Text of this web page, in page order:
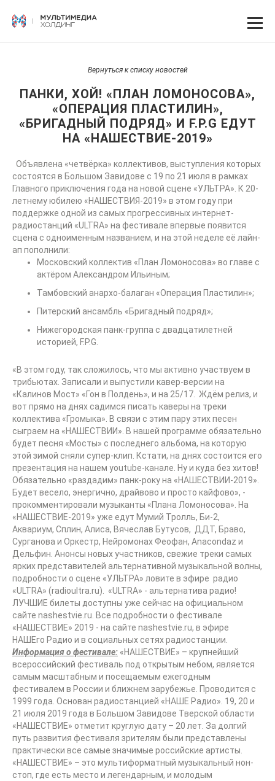
Вернуться к списку новостей
ПАНКИ, ХОЙ! «ПЛАН ЛОМОНОСОВА»,
«ОПЕРАЦИЯ ПЛАСТИЛИН»,
«БРИГАДНЫЙ ПОДРЯД» И F.P.G ЕДУТ
НА «НАШЕСТВИЕ-2019»
Объявлена «четвёрка» коллективов, выступления которых
состоятся в Большом Завидове с 19 по 21 июля в рамках
Главного приключения года на новой сцене «УЛЬТРА». К 20-
летнему юбилею «НАШЕСТВИЯ-2019» в этом году при
поддержке одной из самых прогрессивных интернет-
радиостанций «ULTRA» на фестивале впервые появится
сцена с одноименным названием, и на этой неделе её лайн-
ап пополнили:
Московский коллектив «План Ломоносова» во главе с
актёром Александром Ильиным;
Тамбовский анархо-балаган «Операция Пластилин»;
Питерский ансамбль «Бригадный подряд»;
Нижегородская панк-группа с двадцатилетней
историей, F.P.G.
«В этом году, так сложилось, что мы активно участвуем в
трибьютах. Записали и выпустили кавер-версии на
«Калинов Мост» «Гон в Полдень», и на 25/17. Ждём релиз, и
вот прямо на днях садимся писать каверы на треки
коллектива «Громыка». В связи с этим пару этих песен
сыграем на «НАШЕСТВИИ». В нашей программе обязательно
будет песня «Мосты» с последнего альбома, на которую
этой зимой сняли супер-клип. Кстати, на днях состоится его
презентация на нашем youtube-канале. Ну и куда без хитов!
Обязательно «раздадим» панк-року на «НАШЕСТВИИ-2019».
Будет весело, энергично, драйвово и просто кайфово», -
прокомментировали музыканты «Плана Ломоносова». На
«НАШЕСТВИЕ-2019» уже едут Мумий Тролль, Би-2,
Аквариум, Сплин, Алиса, Вячеслав Бутусов, ДДТ, Браво,
Сурганова и Оркестр, Нейромонах Феофан, Anacondaz и
Дельфин. Анонсы новых участников, свежие треки самых
ярких представителей альтернативной музыкальной волны,
подробности о сцене «УЛЬТРА» ловите в эфире радио
«ULTRA» (radioultra.ru). «ULTRA» - альтернатива радио!
ЛУЧШИЕ билеты доступны уже сейчас на официальном
сайте nashestvie.ru. Все подробности о фестивале
«НАШЕСТВИЕ» 2019 - на сайте nashestvie.ru, в эфире
НАШЕго Радио и в социальных сетях радиостанции.
Информация о фестивале: «НАШЕСТВИЕ» – крупнейший
всероссийский фестиваль под открытым небом, является
самым масштабным и посещаемым ежегодным
фестивалем в России и ближнем зарубежье. Проводится с
1999 года. Основан радиостанцией «НАШЕ Радио». 19, 20 и
21 июля 2019 года в Большом Завидове Тверской области
«НАШЕСТВИЕ» отметит круглую дату – 20 лет. За долгий
путь развития фестиваля зрителям были представлены
практически все самые значимые российские артисты.
«НАШЕСТВИЕ» – это мультиформатный музыкальный нон-
стоп, где есть место и легендарным, и молодым